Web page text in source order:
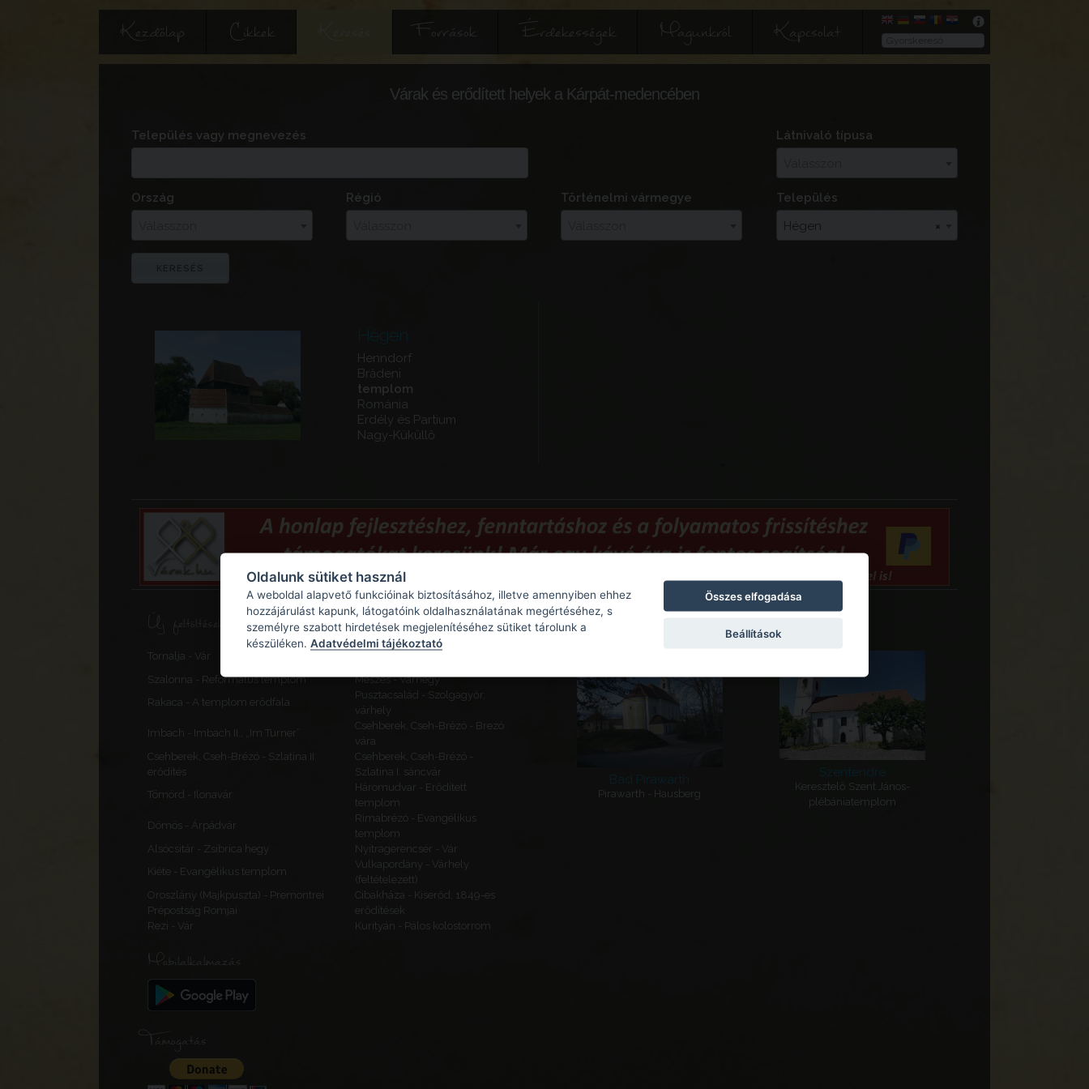
Kezdőlap Cikkek Források Érdekességek Magunkról Kapcsolat
Várak és erődített helyek a Kárpát-medencében
Település vagy megnevezés
Látnivaló típusa
Ország
Régió
Történelmi vármegye
Település
×
Hégen
Hégen
Henndorf
Brădeni
templom
Románia
Erdély és Partium
Nagy-Küküllő
Új feltöltések, frissítések
Tornalja - Vár
Feketeváros - Vár -
Szalonna - Református templom
Meszes - Várhegy
Rakaca - A templom erődfala
Pusztacsalád - Szolgagyőr,
várhely
Imbach - Imbach II., „Im Turner”
Csehberek, Cseh-Brézó - Brezó
vára
Csehberek, Cseh-Brézó - Szlatina II.
erődítés
Csehberek, Cseh-Brézó -
Szlatina I. sáncvár
Tömörd - Ilonavár
Háromudvar - Erődített
templom
Dömös - Árpádvár
Rimabrézó - Evangélikus
templom
Alsócsitár - Zsibrica hegy
Nyitragerencsér - Vár
Kiéte - Evangélikus templom
Vulkapordány - Várhely
(feltételezett)
Oroszlány (Majkpuszta) - Premontrei
Prépostság Romjai
Cibakháza - Kiserőd, 1849-es
erődítések
Rezi - Vár
Kurityán - Pálos kolostorrom
Mobilalkalmazás
Támogatás
Ajánlott látnivalók
Bad Pirawarth
Pirawarth - Hausberg
Szentendre
Keresztelő Szent János-
plébániatemplom
Oldalunk sütiket használ
A weboldal alapvető funkcióinak biztosításához, illetve amennyiben ehhez
hozzájárulást kapunk, látogatóink oldalhasználatának megértéséhez, s
személyre szabott hirdetések megjelenítéséhez sütiket tárolunk a
készüléken. Adatvédelmi tájékoztató
Összes elfogadása
Beállítások